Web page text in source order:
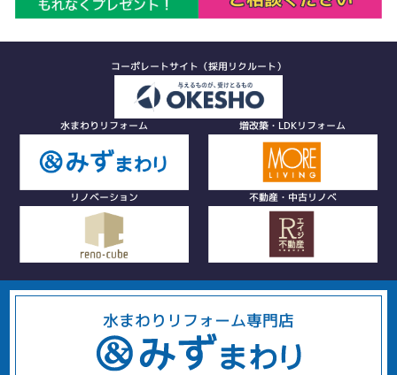
コーポレートサイト（採用リクルート）
水まわりリフォーム 増改築・LDKリフォーム
リノベーション 不動産・中古リノベ
水まわりリフォーム専門店